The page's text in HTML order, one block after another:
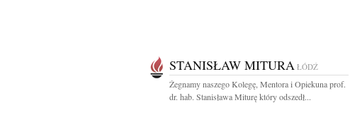
STANISŁAW MITURA ŁÓDŹ
Żegnamy naszego Kolegę, Mentora i Opiekuna prof.
dr. hab. Stanisława Miturę który odszedł...